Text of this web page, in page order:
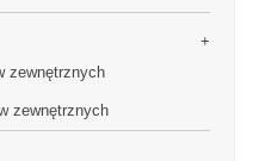
zewnętrznych
zewnętrznych